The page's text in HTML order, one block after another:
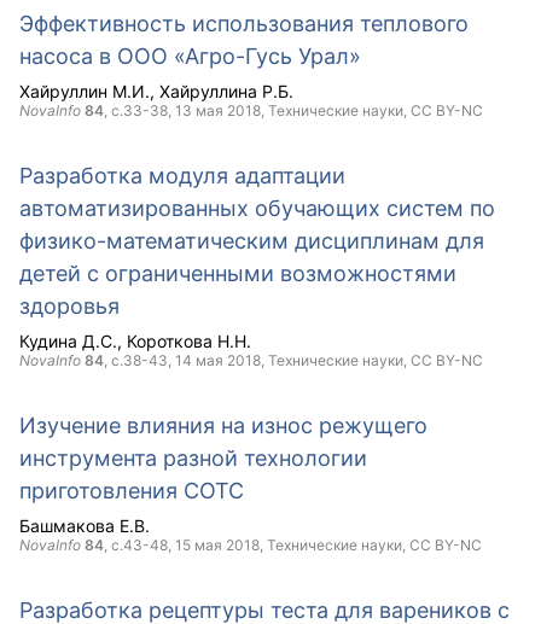
Эффективность использования теплового
насоса в ООО «Агро-Гусь Урал»
Хайруллин М.И. Хайруллина Р.Б.
NovaInfo 84, с.33-38, 13 мая 2018, Технические науки, CC BY-NC
Разработка модуля адаптации
автоматизированных обучающих систем по
физико-математическим дисциплинам для
детей с ограниченными возможностями
здоровья
Кудина Д.С. Короткова Н.Н.
NovaInfo 84, с.38-43, 14 мая 2018, Технические науки, CC BY-NC
Изучение влияния на износ режущего
инструмента разной технологии
приготовления СОТС
Башмакова Е.В.
NovaInfo 84, с.43-48, 15 мая 2018, Технические науки, CC BY-NC
Разработка рецептуры теста для вареников с